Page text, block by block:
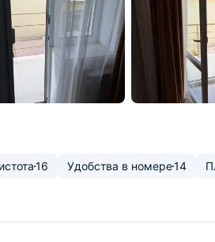
16 Удобства в номере14